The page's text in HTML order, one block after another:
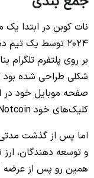
نات کوبن در ابتدا یک
بر روی پلتفرم
شکلی طراحی شده بود
صفحه موبایل خود در
کلیک‌های خود Notcoin بیشتری کسب کنند.
اما پس از گذشت مدتی
و توسعه دهندگان، ارز
همین رو پس از عرضه